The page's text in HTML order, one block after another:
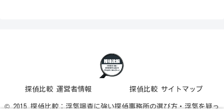
探偵比較 運営者情報 探偵比較 サイトマップ
© 2015 探偵比較：浮気調査に強い探偵事務所の選び方・浮気を疑っ